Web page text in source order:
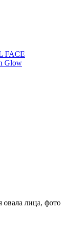
FACE
Glow
овала лица, фото